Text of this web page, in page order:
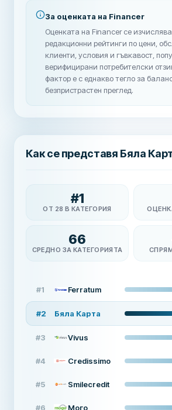
За оценката на Financer
Оценката на Financer се
редакционни рейтинги по цени,
клиенти, условия и гъвкавост,
верифицирани потребителски
фактор е с еднакво тегло за
безпристрастен преглед.
Как се представя Бяла
#1
ОТ 28 В КАТЕГОРИЯ
66
СРЕДНО ЗА КАТЕГОРИЯТА
#1 Ferratum
#2 Бяла Карта
#3 Vivus
#4 Credissimo
#5 Smilecredit
#6 Мого